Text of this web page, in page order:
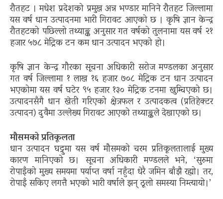
रौतहट । मधेश प्रदेशको प्रमुख अन्न भण्डार मानिने रौतहट जिल्लामा
यस वर्ष धान उत्पादनमा भारी गिरावट आएको छ । कृषि ज्ञान केन्द्र
रौतहटको पछिल्लो तथ्याङ्क अनुसार गत वर्षको तुलनामा यस वर्ष २१
हजार ५७८ मेट्रिक टन कम धान उत्पादन भएको हो।
कृषि ज्ञान केन्द्र गौरका सूचना अधिकारी सरोज मण्डलका अनुसार
गत वर्ष जिल्लामा १ लाख १६ हजार ७०८ मेट्रिक टन धान उत्पादन
भएकोमा यस वर्ष घटेर ९५ हजार १३० मेट्रिक टनमा खुम्चिएको छ।
उत्पादनसँगै धान खेती गरिएको क्षेत्रफल र उत्पादकत्व (प्रतिहेक्टर
उत्पादन) दुवैमा उल्लेख्य गिरावट आएको तथ्याङ्कले देखाएको छ।
मौसमको प्रतिकूलता
धान उत्पादन घट्नुमा यस वर्ष मौसमको चरम प्रतिकूलतालाई मुख्य
कारण मानिएको छ। सूचना अधिकारी मण्डलले भने, ‘सुरुमा
रोपाइँको मुख्य समयमा पर्याप्त वर्षा नहुँदा धेरै जमिन बाँझै रह्यो। तर,
रोपाइँ सकिए लगत्तै भएको भारी वर्षाले झन् ठूलो समस्या निम्त्यायो।’